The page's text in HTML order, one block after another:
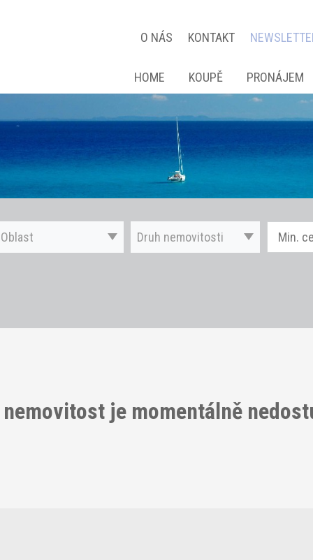
O NÁS KONTAKT
HOME KOUPĚ PRONÁJEM
Oblast Druh nemovitosti
nemovitost je momentálně